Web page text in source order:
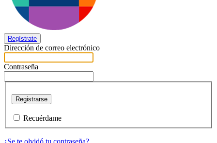
Regístrate
Dirección de correo electrónico
Contraseña
Registrarse
Recuérdame
¿Se te olvidó tu contraseña?